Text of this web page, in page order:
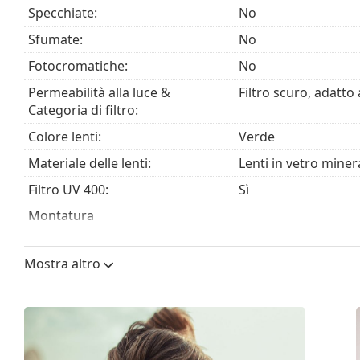
Accessori
Consegniamo gli occhiali da sole nella loro
possono variare.
Il panno in dotazione è ideale per la pulizia e la
essere forniti con un sacchetto di tessuto anziché
Esplora l'intera gamma di
Specchiate:
No
Sfumate:
No
Fotocromatiche:
No
Permeabilità alla luce &
Categoria di filtro:
Filtro scuro, adatto
Colore lenti:
Verde
Materiale delle lenti:
Lenti in vetro
Filtro UV 400:
Sì
Montatura
Forma montatura:
Rotonda
Colore montatura:
Naselli regolabili:
Mostra altro